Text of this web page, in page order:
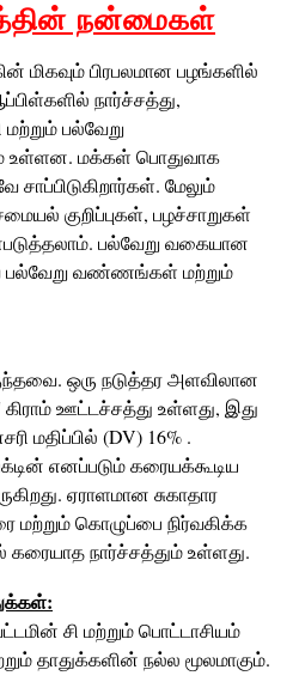
நன்மைகள்
மிகவும் பிரபலமான பழங்களில்
நார்ச்சத்து,
பல்வேறு
உள்ளன. மக்கள் பொதுவாக
மேலும்
குறிப்புகள், பழச்சாறுகள்
பல்வேறு வகையான
வண்ணங்கள் மற்றும்
ஒரு நடுத்தர அளவிலான
கிராம் ஊட்டச்சத்து உள்ளது, இது
மதிப்பில் (DV) 16% .
எனப்படும் கரையக்கூடிய
ஏராளமான சுகாதார
கொழுப்பை நிர்வகிக்க
கரையாத நார்ச்சத்தும் உள்ளது.
சி மற்றும் பொட்டாசியம்
தாதுக்களின் நல்ல மூலமாகும்.